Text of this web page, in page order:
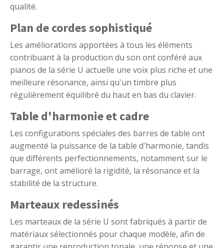
qualité.
Plan de cordes sophistiqué
Les améliorations apportées à tous les éléments
contribuant à la production du son ont conféré aux
pianos de la série U actuelle une voix plus riche et une
meilleure résonance, ainsi qu'un timbre plus
régulièrement équilibré du haut en bas du clavier.
Table d'harmonie et cadre
Les configurations spéciales des barres de table ont
augmenté la puissance de la table d'harmonie, tandis
que différents perfectionnements, notamment sur le
barrage, ont amélioré la rigidité, la résonance et la
stabilité de la structure.
Marteaux redessinés
Les marteaux de la série U sont fabriqués à partir de
matériaux sélectionnés pour chaque modèle, afin de